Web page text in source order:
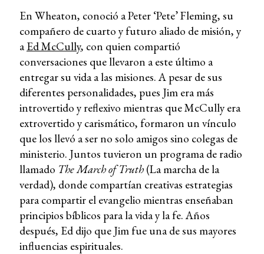
En Wheaton, conoció a Peter ‘Pete’ Fleming, su
compañero de cuarto y futuro aliado de misión, y
a Ed McCully, con quien compartió
conversaciones que llevaron a este último a
entregar su vida a las misiones. A pesar de sus
diferentes personalidades, pues Jim era más
introvertido y reflexivo mientras que McCully era
extrovertido y carismático, formaron un vínculo
que los llevó a ser no solo amigos sino colegas de
ministerio. Juntos tuvieron un programa de radio
llamado The March of Truth (La marcha de la
verdad), donde compartían creativas estrategias
para compartir el evangelio mientras enseñaban
principios bíblicos para la vida y la fe. Años
después, Ed dijo que Jim fue una de sus mayores
influencias espirituales.